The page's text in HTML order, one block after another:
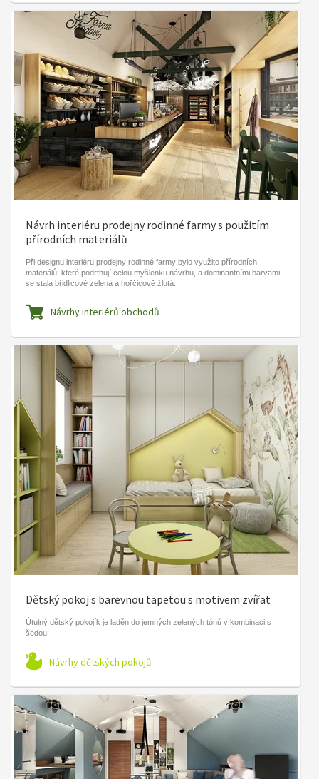
Návrh interiéru prodejny rodinné farmy s použitím
přírodních materiálů
Při designu interiéru prodejny rodinné farmy bylo využito přírodních
materiálů, které podrthují celou myšlenku návrhu, a dominantními barvami
se stala břidlicově zelená a hořčicově žlutá.
Návrhy interiérů obchodů
Dětský pokoj s barevnou tapetou s motivem zvířat
Útulný dětský pokojík je laděn do jemných zelených tónů v kombinaci s
šedou.
Návrhy dětských pokojů